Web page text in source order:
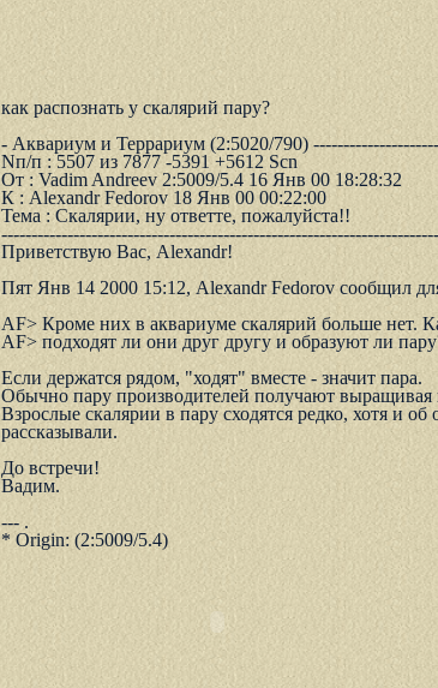
как распознать у скалярий пару?
- Аквариум и Террариум (2:5020/790)
Nп/п : 5507 из 7877 -5391 +5612 Scn
От : Vadim Andreev 2:5009/5.4 16 Янв 00 18:28:32
К : Alexandr Fedorov 18 Янв 00 00:22:00
Тема : Скалярии, ну ответте, пожалуйста!!
Приветствую Вас, Alexandr!
Пят Янв 14 2000 15:12, Alexandr Fedorov сообщил
AF> Кpоме них в акваpиуме скаляpий больше нет.
AF> подходят ли они дpуг дpугу и обpазуют ли
Если держатся рядом, "ходят" вместе - значит пара.
Обычно пару производителей получают выращивая
Взрослые скалярии в пару сходятся редко, хотя и об
рассказывали.
До встречи!
Вадим.
--- .
* Origin: (2:5009/5.4)